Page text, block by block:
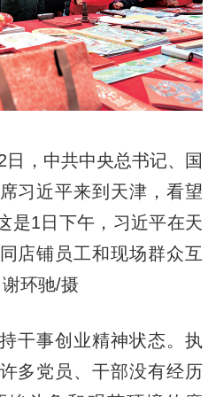
，中共中央总书记、国
习近平来到天津，看望
是1日下午，习近平在天
店铺员工和现场群众互
环驰/摄
事创业精神状态。执
多党员、干部没有经历